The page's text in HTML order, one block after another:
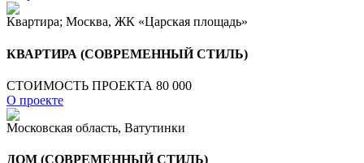
Квартира; Москва, ЖК «Царская площадь»
КВАРТИРА (СОВРЕМЕННЫЙ СТИЛЬ)
СТОИМОСТЬ ПРОЕКТА 80 000
О проекте
Московская область, Ватутинки
ДОМ (СОВРЕМЕННЫЙ СТИЛЬ)